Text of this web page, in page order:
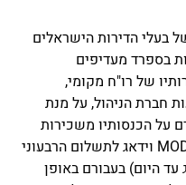
בעלי הדירות הישראלים
בספרד מעדיפים
של רו"ח מקומי,
חברת הניהול, על מנת
על הכנסותיו משכירות
באמצעות MOD210 וידאג לתשלום הרבעוני
עד היום) בעבורם באופן